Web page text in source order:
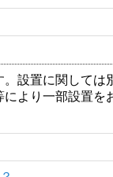
設置に関して
より一部設置